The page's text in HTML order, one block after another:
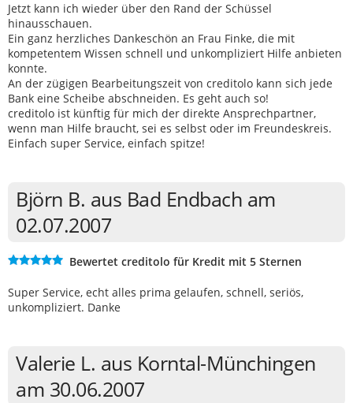
Jetzt kann ich wieder über den Rand der Schüssel
hinausschauen.
Ein ganz herzliches Dankeschön an Frau Finke, die mit
kompetentem Wissen schnell und unkompliziert Hilfe anbieten
konnte.
An der zügigen Bearbeitungszeit von creditolo kann sich jede
Bank eine Scheibe abschneiden. Es geht auch so!
creditolo ist künftig für mich der direkte Ansprechpartner,
wenn man Hilfe braucht, sei es selbst oder im Freundeskreis.
Einfach super Service, einfach spitze!
Björn B. aus Bad Endbach am
02.07.2007
Bewertet creditolo für Kredit mit 5 Sternen
Super Service, echt alles prima gelaufen, schnell, seriös,
unkompliziert. Danke
Valerie L. aus Korntal-Münchingen
am 30.06.2007